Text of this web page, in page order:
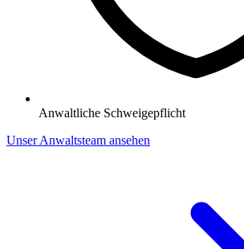
Anwaltliche Schweigepflicht
Unser Anwaltsteam ansehen